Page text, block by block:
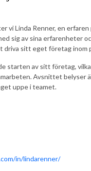
vi Linda Renner, en
sig av sina erfarenheter
sitt eget företag inom
starten av sitt företag,
Avsnittet belyser
uppe i teamet.
in/lindarenner/